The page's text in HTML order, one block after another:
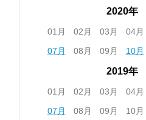
2020年
01月 02月 03月 04月
07月
08月 09月 10月
2019年
01月 02月 03月 04月
07月
08月 09月 10月